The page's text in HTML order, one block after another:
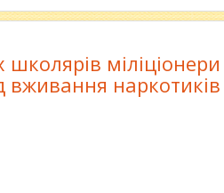
міліціонери
вживання наркотиків